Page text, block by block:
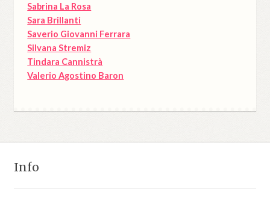
Sabrina La Rosa
Sara Brillanti
Saverio Giovanni Ferrara
Silvana Stremiz
Tindara Cannistrà
Valerio Agostino Baron
Info